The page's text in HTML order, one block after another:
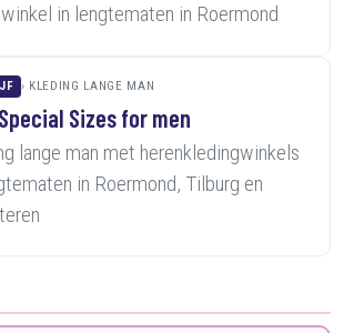
in lengtematen in Roermond
KLEDING LANGE MAN
Sizes for men
lange man met herenkledingwinkels
in Roermond, Tilburg en